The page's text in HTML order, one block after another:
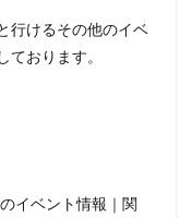
行けるその他のイベ
おります。
イベント情報｜関